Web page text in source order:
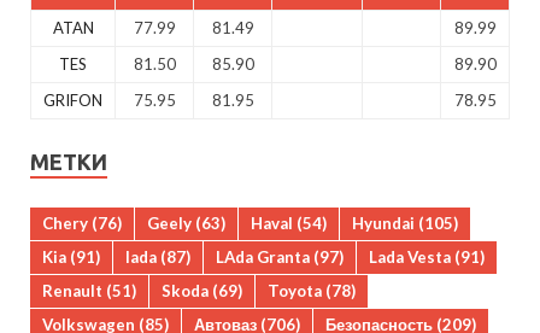
ATAN 77.99 81.49
89.99
TES
81.50 85.90
89.90
GRIFON
75.95 81.95 78.95
МЕТКИ
Chery (76) Geely (63) Haval (54) Hyundai (105)
Kia (91) lada (87) LAda Granta (97) Lada Vesta (91)
Renault (51) Skoda (69) Toyota (78)
Volkswagen (85) Автоваз (706) Безопасность (209)